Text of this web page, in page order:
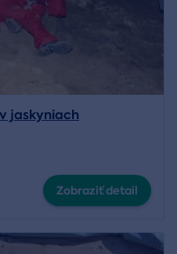
jaskyniach
Zobraziť detail